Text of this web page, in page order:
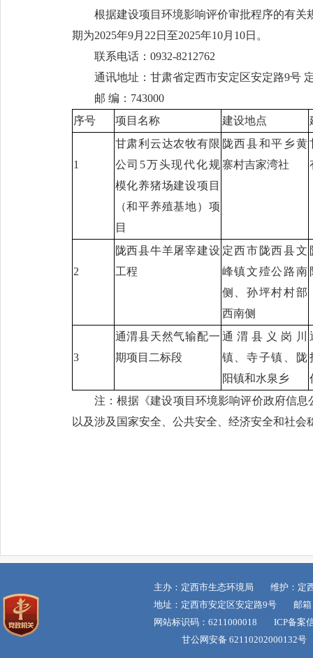
根据建设项目环境影响评价审批程序的有关
期为2025年9月22日至2025年10月10日。
联系电话：0932-8212762
通讯地址：甘肃省定西市安定区安定路9号
邮 编：743000
序号
项目名称 建设地点
1
甘肃利云达农牧有限
公司5万头现代化规
模化养猪场建设项目
（和平养殖基地）项
目
陇西县和平乡黄
寨村吉家湾社
2
陇西县牛羊屠宰建设
工程
定西市陇西县文
峰镇文殪公路南
侧、孙坪村村部
西南侧
3
通渭县天然气输配一
期项目二标段
通渭县义岗川
镇、寺子镇、陇
阳镇和水泉乡
注：根据《建设项目环境影响评价政府信
以及涉及国家安全、公共安全、经济安全和社会
主办：定西市生态环境局 维护：定
地址：定西市安定区安定路9号 邮箱
网站标识码：6211000018 ICP备案
甘公网安备 62110202000132号